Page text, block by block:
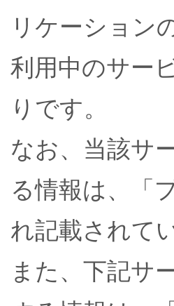
リケーション
利用中のサー
りです。
なお、当該サ
る情報は、「
れ記載されて
また、下記サ